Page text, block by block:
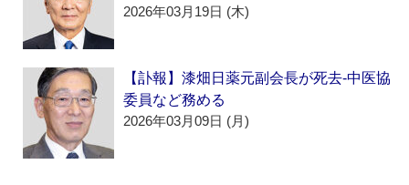
2026年03月19日 (木)
【訃報】漆畑日薬元副会長が死去‐中医協
委員など務める
2026年03月09日 (月)